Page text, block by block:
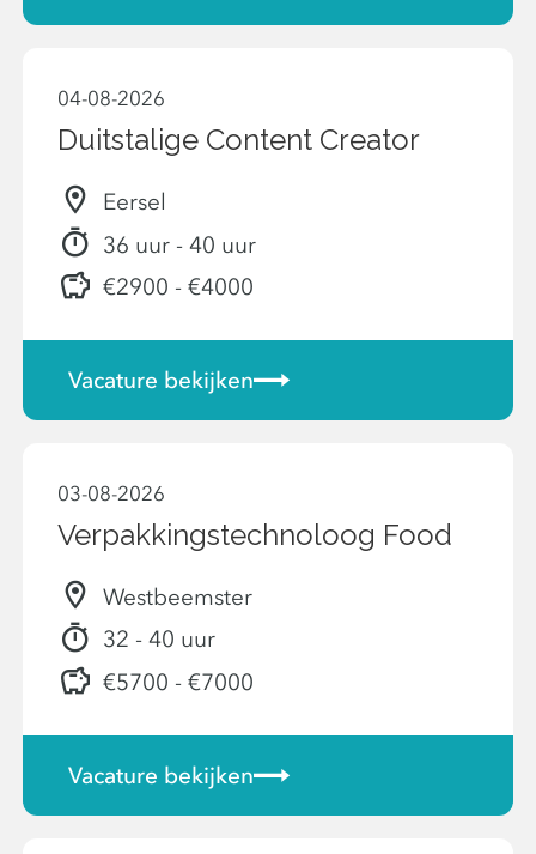
04-08-2026
Duitstalige Content Creator
Eersel
36 uur - 40 uur
€2900 - €4000
Vacature bekijken
03-08-2026
Verpakkingstechnoloog Food
Westbeemster
32 - 40 uur
€5700 - €7000
Vacature bekijken